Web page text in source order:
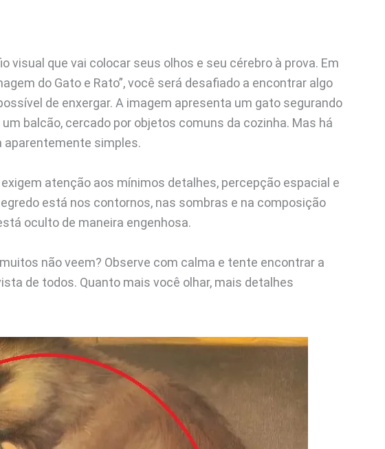
visual que vai colocar seus olhos e seu cérebro à prova. Em
do Gato e Rato”, você será desafiado a encontrar algo
de enxergar. A imagem apresenta um gato segurando
balcão, cercado por objetos comuns da cozinha. Mas há
aparentemente simples.
atenção aos mínimos detalhes, percepção espacial e
está nos contornos, nas sombras e na composição
oculto de maneira engenhosa.
não veem? Observe com calma e tente encontrar a
de todos. Quanto mais você olhar, mais detalhes